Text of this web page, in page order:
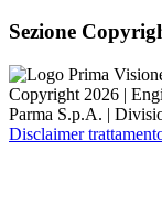
Sezione
Copyright 2026 |
Parma S.p.A. |
Disclaimer